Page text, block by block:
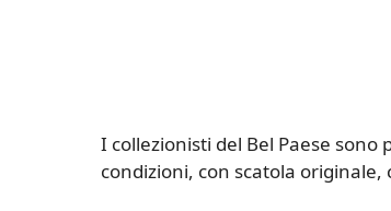
I collezionisti del Bel Paese
condizioni, con scatola